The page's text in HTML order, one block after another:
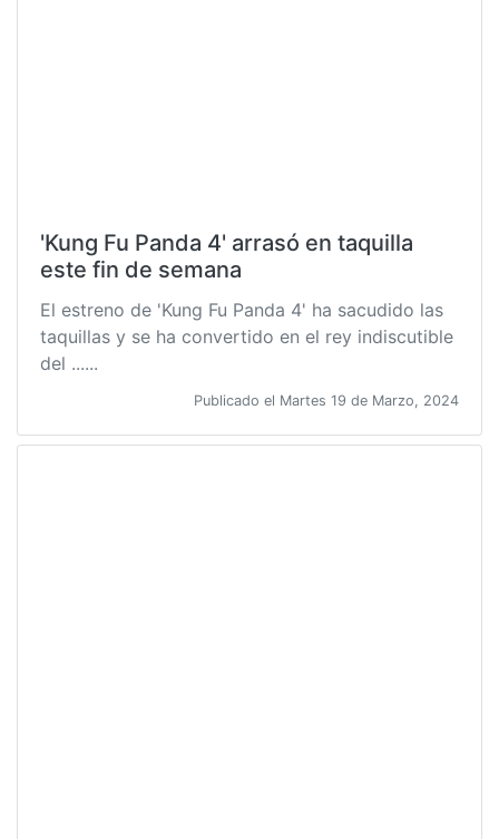
'Kung Fu Panda 4' arrasó en taquilla
este fin de semana
El estreno de 'Kung Fu Panda 4' ha sacudido las
taquillas y se ha convertido en el rey indiscutible
del ......
Publicado el Martes 19 de Marzo, 2024